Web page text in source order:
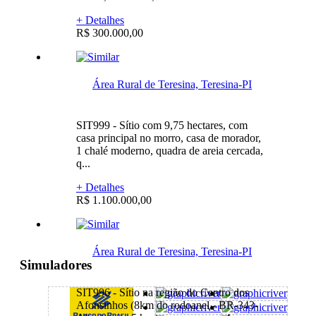
+ Detalhes
R$ 300.000,00
Área Rural de Teresina, Teresina-PI
SIT999 - Sítio com 9,75 hectares, com
casa principal no morro, casa de morador,
1 chalé moderno, quadra de areia cercada,
q...
+ Detalhes
R$ 1.100.000,00
Área Rural de Teresina, Teresina-PI
SIT996 - Sítio na região do Centro dos
Afonsinhos (8km do rodoanel - BR-343-
Simuladores